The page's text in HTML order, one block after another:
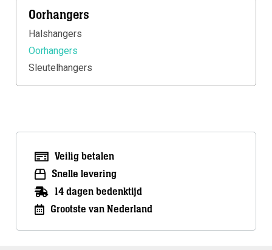
Oorhangers
Halshangers
Oorhangers
Sleutelhangers
Veilig betalen
Snelle levering
14 dagen bedenktijd
Grootste van Nederland